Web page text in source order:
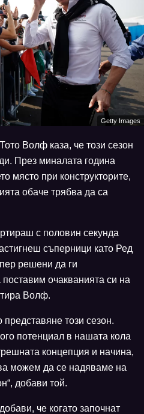
Getty Images
Волф каза, че този сезон
През миналата година
място при конструкторите,
обаче трябва да са
с половин секунда
съперници като Ред
решени да ги
очакванията си на
Волф.
този сезон.
потенциал в нашата кола
концепция и начина,
можем да се надяваме на
добави той.
че когато започнат